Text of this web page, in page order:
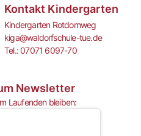
Kontakt Kindergarten
Kindergarten Rotdornweg
kiga@waldorfschule-tue.de
Tel.: 07071 6097-70
Newsletter
Laufenden bleiben: